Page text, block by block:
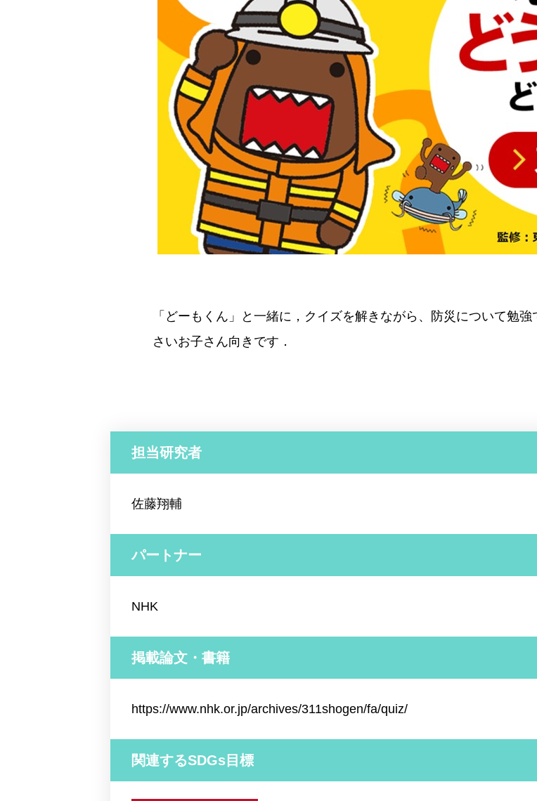
「どーもくん」と一緒に，クイズを解きながら、防災について勉
さいお子さん向きです．
担当研究者
佐藤翔輔
パートナー
NHK
掲載論文・書籍
https://www.nhk.or.jp/archives/311shogen/fa/quiz/
関連するSDGs目標